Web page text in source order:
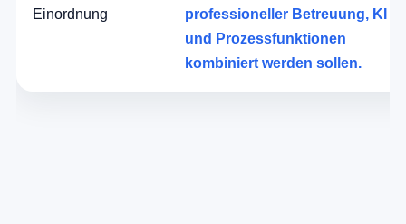
Einordnung
professioneller Betreuung, KI
und Prozessfunktionen
kombiniert werden sollen.